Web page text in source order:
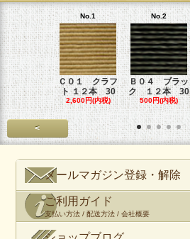
No.1
Ｃ０１ クラフ
ト １２本 30
2,600円(内税)
No.2
Ｂ０４ ブラッ
ク １２本 30
500円(内税)
<
メールマガジン登録・解除
ご利用ガイド
支払い方法 / 配送方法 / 会社概要